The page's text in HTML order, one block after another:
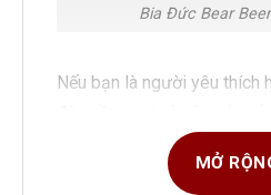
Bia Đức Bear
Nếu bạn là người yêu thích
màu đến từ nước Đức thì
chắc chắn sẽ khiến
MỞ